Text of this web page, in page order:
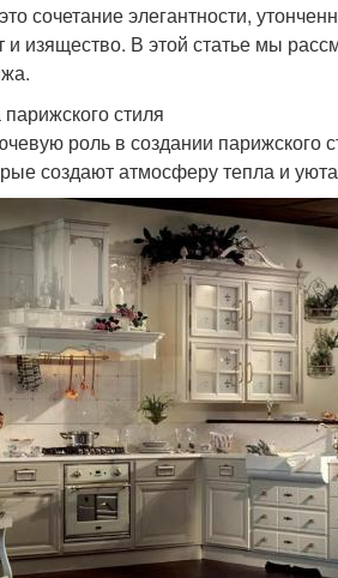
сочетание элегантности,
и изящество. В этой статье мы
стиля
роль в создании парижского
создают атмосферу тепла и